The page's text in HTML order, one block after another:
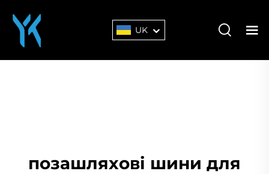
UK
позашляхові шини для